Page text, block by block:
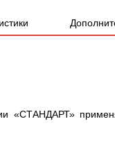
«СТАНДАРТ»